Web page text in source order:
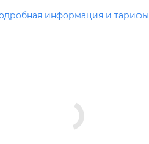
информация и тарифы